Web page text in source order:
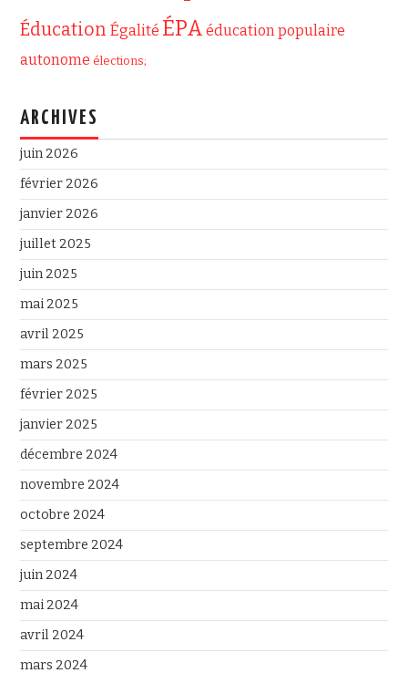
Éducation Égalité ÉPA éducation populaire
autonome élections;
ARCHIVES
juin 2026
février 2026
janvier 2026
juillet 2025
juin 2025
mai 2025
avril 2025
mars 2025
février 2025
janvier 2025
décembre 2024
novembre 2024
octobre 2024
septembre 2024
juin 2024
mai 2024
avril 2024
mars 2024